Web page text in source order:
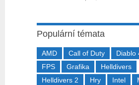
Populární témata
AMD Call of Duty Diablo
FPS
Grafika
Helldivers
Helldivers 2
Hry Intel